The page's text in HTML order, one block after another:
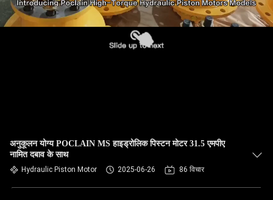
अनुकूलन योग्य POCLAIN MS हाइड्रोलिक पिस्टन मोटर 31.5 एमपीए
नामित दबाव के साथ
Hydraulic Piston Motor 2025-06-26 86 विचार